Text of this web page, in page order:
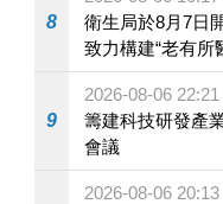
8
衛生局於8月7日
致力構建“老有所
9
2026-08-06 22:21
籌建科技研發產
會議
2026-08-06 20:13